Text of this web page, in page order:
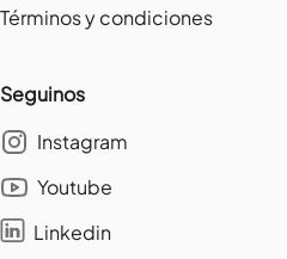
Términos y condiciones
Seguinos
Instagram
Youtube
Linkedin